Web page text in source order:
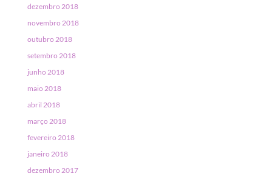
dezembro 2018
novembro 2018
outubro 2018
setembro 2018
junho 2018
maio 2018
abril 2018
março 2018
fevereiro 2018
janeiro 2018
dezembro 2017